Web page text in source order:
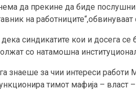
да прекине да биде
на
синдикатите кои и досега се
со натамошна
знаеше за чии интереси работи
тимот мафија –